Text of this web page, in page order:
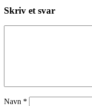
Skriv et svar
Navn *